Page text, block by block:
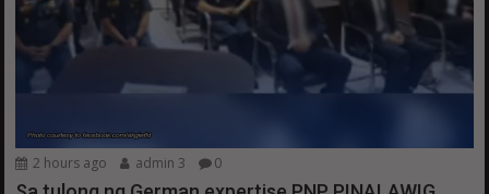
2 hours ago admin 3 0